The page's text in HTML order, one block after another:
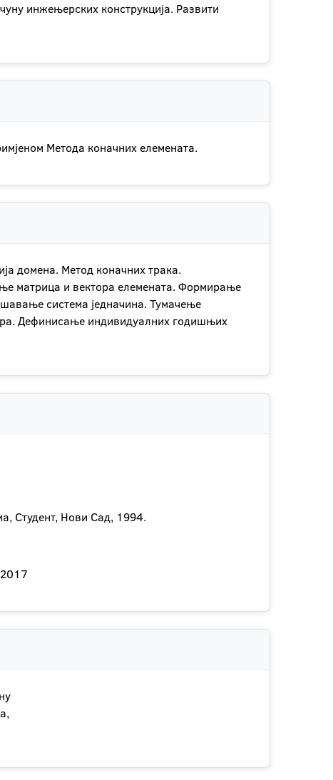
инжењерских конструкција. Развити
Метода коначних елемената.
домена. Метод коначних трака.
матрица и вектора елемената. Формирање
система једначина. Тумачење
Дефинисање индивидуалних годишњих
Студент, Нови Сад, 1994.
2017